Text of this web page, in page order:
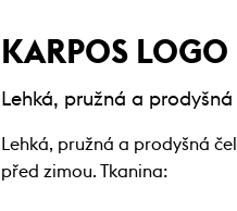
KARPOS LOGO
Lehká, pružná a prodyšná
Lehká, pružná a prodyšná
před zimou. Tkanina: